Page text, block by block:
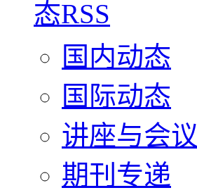
国内动态
国际动态
讲座与会议
期刊专递